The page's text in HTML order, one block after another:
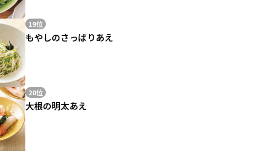
19位
もやしのさっぱりあえ
20位
大根の明太あえ